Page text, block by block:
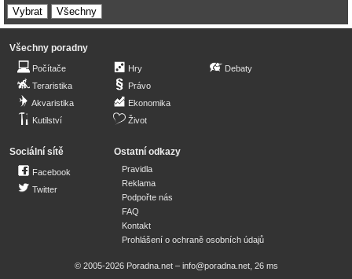
Všechny poradny
Počítače
Teraristika
Akvaristika
Kutilství
Hry
Právo
Ekonomika
Život
Debaty
Sociální sítě
Facebook
Twitter
Ostatní odkazy
Pravidla
Reklama
Podpořte nás
FAQ
Kontakt
Prohlášení o ochraně osobních údajů
© 2005-2026 Poradna.net – info@poradna.net, 26 ms